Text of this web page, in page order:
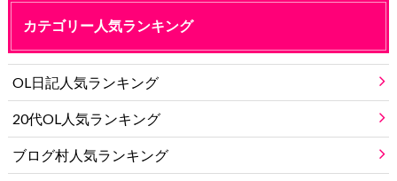
カテゴリー人気ランキング
OL日記人気ランキング
20代OL人気ランキング
ブログ村人気ランキング